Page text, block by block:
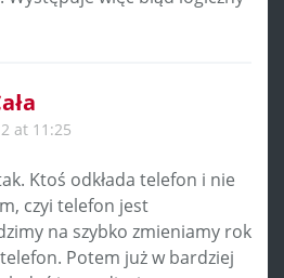
at 11:25
Ktoś odkłada telefon i nie
czyi telefon jest
na szybko zmieniamy rok
Potem już w bardziej